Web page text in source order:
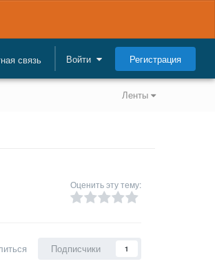
связь Войти Регистрация
Ленты
Оценить эту тему:
Подписчики 1